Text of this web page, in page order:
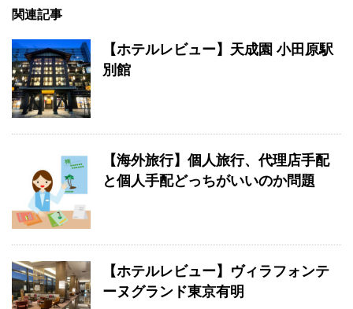
関連記事
【ホテルレビュー】天成園 小田原駅
別館
【海外旅行】個人旅行、代理店手配
と個人手配どっちがいいのか問題
【ホテルレビュー】ヴィラフォンテ
ーヌグランド東京有明